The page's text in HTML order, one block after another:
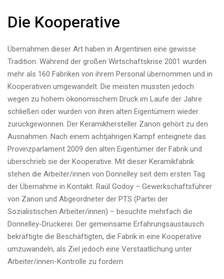
Die Kooperative
Übernahmen dieser Art haben in Argentinien eine gewisse
Tradition. Während der großen Wirtschaftskrise 2001 wurden
mehr als 160 Fabriken von ihrem Personal übernommen und in
Kooperativen umgewandelt. Die meisten mussten jedoch
wegen zu hohem ökonomischem Druck im Laufe der Jahre
schließen oder wurden von ihren alten Eigentümern wieder
zurückgewonnen. Der Keramikhersteller Zanon gehört zu den
Ausnahmen. Nach einem achtjährigen Kampf enteignete das
Provinzparlament 2009 den alten Eigentümer der Fabrik und
überschrieb sie der Kooperative. Mit dieser Keramikfabrik
stehen die Arbeiter/innen von Donnelley seit dem ersten Tag
der Übernahme in Kontakt. Raúl Godoy – Gewerkschaftsführer
von Zanon und Abgeordneter der PTS (Partei der
Sozialistischen Arbeiter/innen) – besuchte mehrfach die
Donnelley-Druckerei. Der gemeinsame Erfahrungsaustausch
bekräftigte die Beschäftigten, die Fabrik in eine Kooperative
umzuwandeln, als Ziel jedoch eine Verstaatlichung unter
Arbeiter/innen-Kontrolle zu fordern.